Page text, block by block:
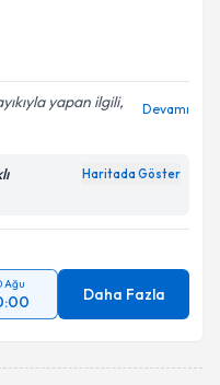
yapan ilgili,
Devamı
Haritada Göster
Ağu
Daha Fazla